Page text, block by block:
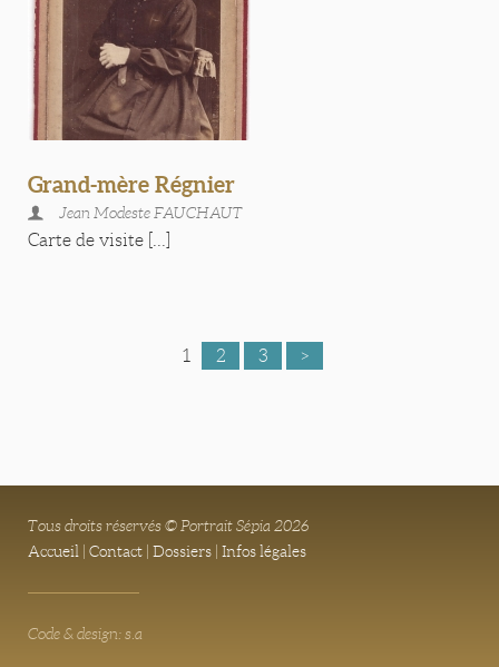
Grand-mère Régnier
Jean Modeste FAUCHAUT
Carte de visite [...]
1 2 3 >
Tous droits réservés © Portrait Sépia 2026
Accueil | Contact | Dossiers | Infos légales
Code & design: s.a